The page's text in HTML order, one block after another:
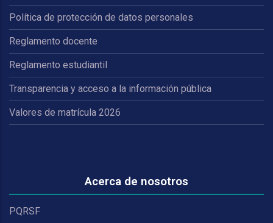
Política de protección de datos personales
Reglamento docente
Reglamento estudiantil
Transparencia y acceso a la información pública
Valores de matrícula 2026
Acerca de nosotros
PQRSF